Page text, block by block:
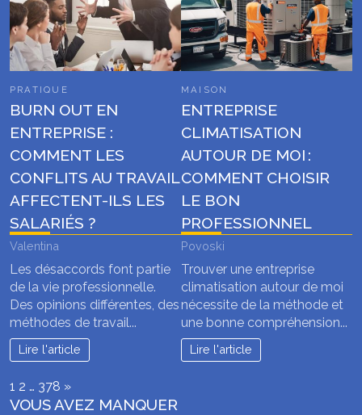
PRATIQUE
BURN OUT EN
ENTREPRISE :
COMMENT LES
CONFLITS AU TRAVAIL
AFFECTENT-ILS LES
SALARIÉS ?
Valentina
Les désaccords font partie
de la vie professionnelle.
Des opinions différentes, des
méthodes de travail...
Lire l'article
MAISON
ENTREPRISE
CLIMATISATION
AUTOUR DE MOI :
COMMENT CHOISIR
LE BON
PROFESSIONNEL
Povoski
Trouver une entreprise
climatisation autour de moi
nécessite de la méthode et
une bonne compréhension...
Lire l'article
Page:
1 2 … 378 Next
»
VOUS AVEZ MANQUER